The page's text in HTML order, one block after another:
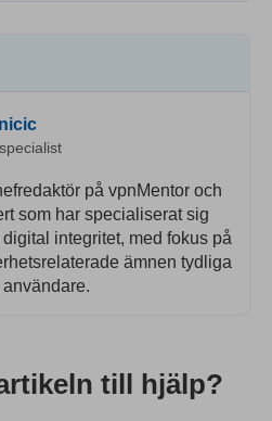
på vpnMentor och
som har specialiserat sig
integritet, med fokus på
ämnen tydliga
till hjälp?